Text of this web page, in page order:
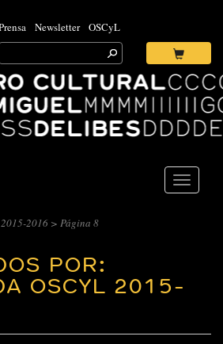
Newsletter OSCyL
Toggle
2016 > Página 8
POR:
OSCYL 2015-